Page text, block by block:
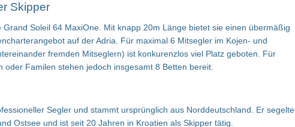
Skipper
Grand Soleil 64 MaxiOne. Mit knapp 20m Länge bietet sie einen übermäßig
auf der Adria. Für maximal 6 Mitsegler im Kojen- und
fremden Mitseglern) ist konkurenzlos viel Platz geboten. Für
oder Familen stehen jedoch insgesamt 8 Betten bereit.
Segler und stammt ursprünglich aus Norddeutschland. Er segelte
Ostsee und ist seit 20 Jahren in Kroatien als Skipper tätig.